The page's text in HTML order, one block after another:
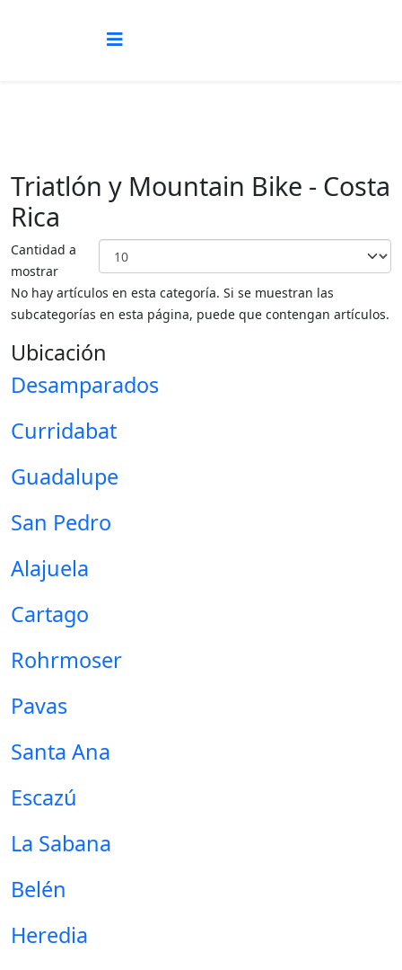
Triatlón y Mountain Bike - Costa
Rica
Cantidad a
mostrar
No hay artículos en esta categoría. Si se muestran las
subcategorías en esta página, puede que contengan artículos.
Ubicación
Desamparados
Curridabat
Guadalupe
San Pedro
Alajuela
Cartago
Rohrmoser
Pavas
Santa Ana
Escazú
La Sabana
Belén
Heredia